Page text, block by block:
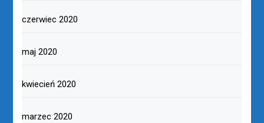
czerwiec 2020
maj 2020
kwiecień 2020
marzec 2020